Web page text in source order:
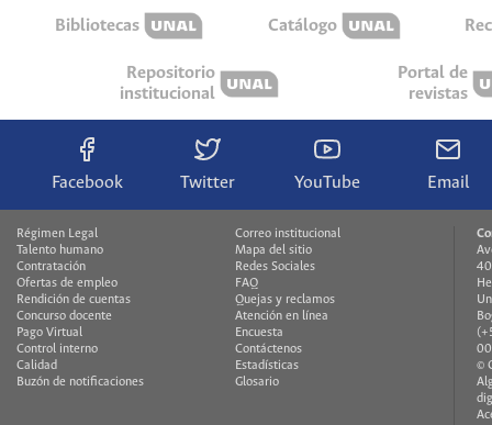
Bibliotecas Catálogo
Repositorio
institucional
Portal de
revistas
Facebook Twitter YouTube Email
Régimen Legal
Talento humano
Contratación
Ofertas de empleo
Rendición de cuentas
Concurso docente
Pago Virtual
Control interno
Calidad
Buzón de notificaciones
Correo institucional
Mapa del sitio
Redes Sociales
FAQ
Quejas y reclamos
Atención en línea
Encuesta
Contáctenos
Estadísticas
Glosario
©